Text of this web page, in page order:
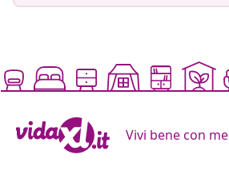
Vivi bene con